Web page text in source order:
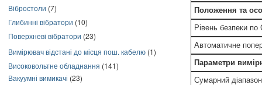
Вібростоли (7)
Глибинні вібратори (10)
Поверхневі вібратори (23)
Вимірювач відстані до місця пош. кабелю (1)
Високовольтне обладнання (141)
Вакуумні вимикачі (23)
Положення та
Рівень безпеки по
Автоматичне
Параметри
Сумарний